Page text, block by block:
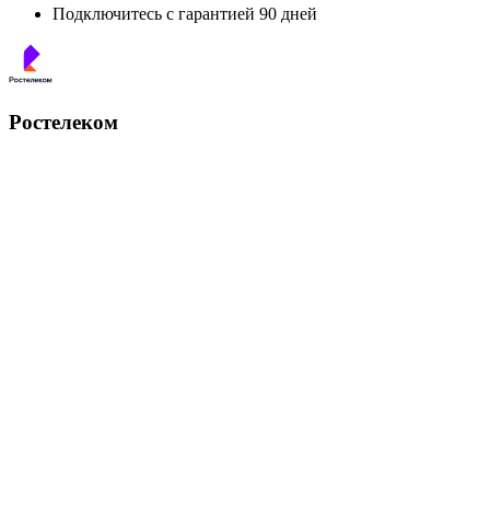
Подключитесь с гарантией 90 дней
Ростелеком